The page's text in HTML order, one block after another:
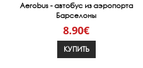
Aerobus - автобус из аэропорта
Барселоны
8.90€
КУПИТЬ